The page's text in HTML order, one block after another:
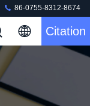
86-0755-8312-8674
Citation